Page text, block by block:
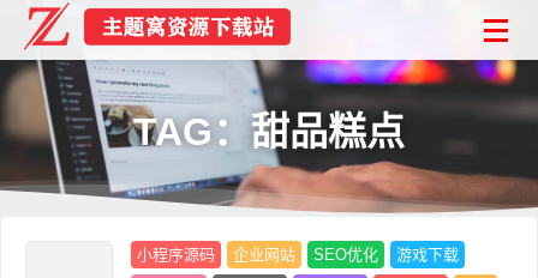
TAG：甜品糕点
小程序源码 企业网站 SEO优化
游戏下载